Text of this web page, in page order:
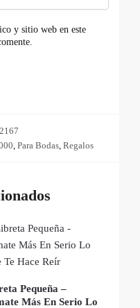
y sitio web en este
Para Bodas Regalos
Pequeña –
Más En Serio Lo